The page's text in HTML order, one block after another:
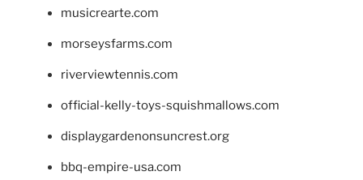
musicrearte.com
morseysfarms.com
riverviewtennis.com
official-kelly-toys-squishmallows.com
displaygardenonsuncrest.org
bbq-empire-usa.com